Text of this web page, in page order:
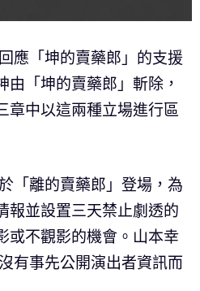
應「坤的賣藥郎」的支援
「坤的賣藥郎」斬除，
章中以這兩種立場進行區
「離的賣藥郎」登場，為
報並設置三天禁止劇透的
或不觀影的機會。山本幸
有事先公開演出者資訊而